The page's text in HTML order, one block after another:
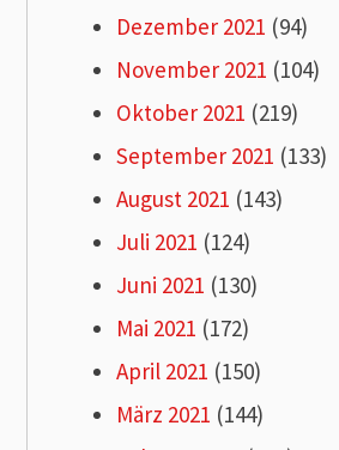
Dezember 2021 (94)
November 2021 (104)
Oktober 2021 (219)
September 2021 (133)
August 2021 (143)
Juli 2021 (124)
Juni 2021 (130)
Mai 2021 (172)
April 2021 (150)
März 2021 (144)